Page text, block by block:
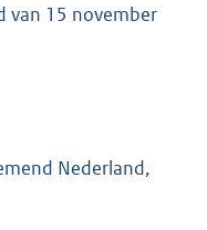
van 15 november
Nederland,